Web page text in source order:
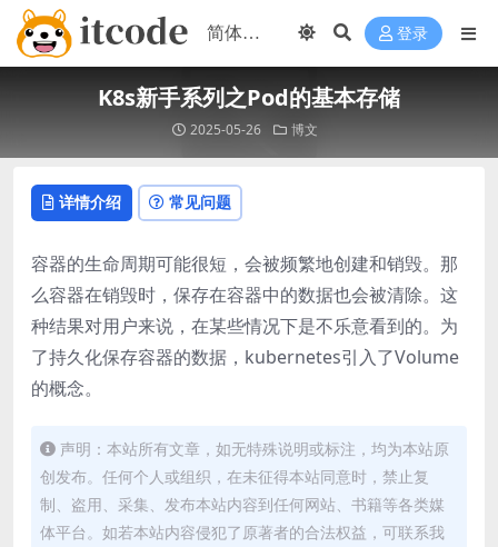
登录
K8s新手系列之Pod的基本存储
2025-05-26 博文
详情介绍 常见问题
容器的生命周期可能很短，会被频繁地创建和销毁。那
么容器在销毁时，保存在容器中的数据也会被清除。这
种结果对用户来说，在某些情况下是不乐意看到的。为
了持久化保存容器的数据，kubernetes引入了Volume
的概念。
声明：本站所有文章，如无特殊说明或标注，均为本站原
创发布。任何个人或组织，在未征得本站同意时，禁止复
制、盗用、采集、发布本站内容到任何网站、书籍等各类媒
体平台。如若本站内容侵犯了原著者的合法权益，可联系我